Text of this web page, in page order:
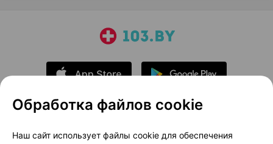
О проекте Новости проекта
Обработка файлов cookie
Наш сайт использует файлы cookie для обеспечения